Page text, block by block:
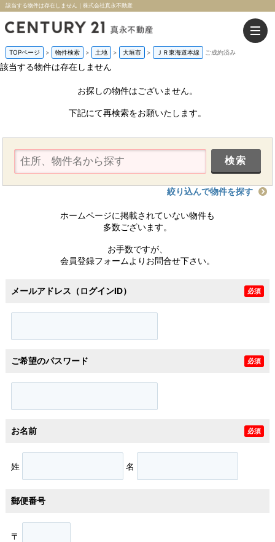
該当する物件は存在しません｜株式会社真永不動産
TOPページ > 物件検索 > 土地 > 大垣市 > ＪＲ東海道本線 ご成約済み
該当する物件は存在しません
お探しの物件はございません。
下記にて再検索をお願いたします。
絞り込んで物件を探す
ホームページに掲載されていない物件も
多数ございます。
お手数ですが、
会員登録フォームよりお問合せ下さい。
メールアドレス（ログインID） 必須
ご希望のパスワード 必須
お名前 必須
姓 名
郵便番号
〒